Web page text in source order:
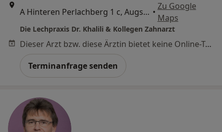
A Hinteren Perlachberg 1 c, Augsburg •
Zu Google
Maps
Die Lechpraxis Dr. Khalili & Kollegen Zahnarzt
Dieser Arzt bzw. diese Ärztin bietet keine Online-Terminbuchung an diesem Standort an.
Terminanfrage senden